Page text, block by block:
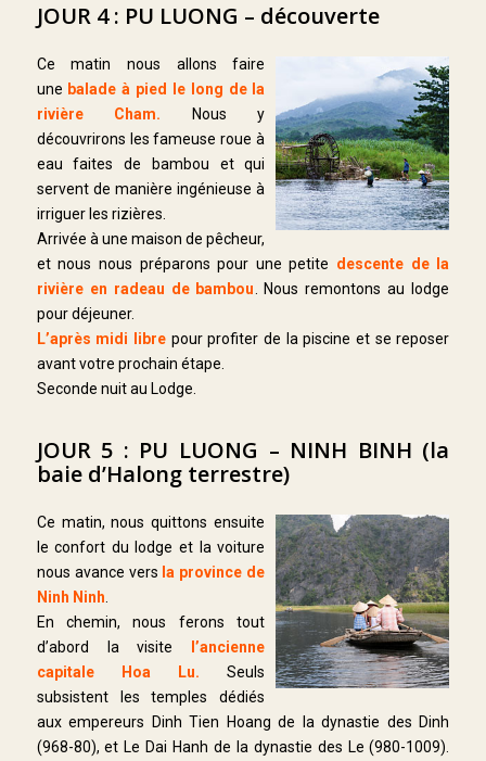
JOUR 4 : PU LUONG – découverte
Ce matin nous allons faire
une balade à pied le long de la
rivière Cham. Nous y
découvrirons les fameuse roue à
eau faites de bambou et qui
servent de manière ingénieuse à
irriguer les rizières.
Arrivée à une maison de pêcheur,
et nous nous préparons pour une petite descente de la
rivière en radeau de bambou . Nous remontons au lodge
pour déjeuner.
L’après midi librepour profiter de la piscine et se reposer
avant votre prochain étape.
Seconde nuit au Lodge.
JOUR 5 : PU LUONG – NINH BINH (la
baie d’Halong terrestre)
Ce matin, nous quittons ensuite
le confort du lodge et la voiture
nous avance vers la province de
Ninh Ninh
En chemin, nous ferons tout
d’abord la visite
l’ancienne
capitale Hoa Lu.Seuls
subsistent les temples dédiés
aux empereurs Dinh Tien Hoang de la dynastie des Dinh
(968-80), et Le Dai Hanh de la dynastie des Le (980-1009).